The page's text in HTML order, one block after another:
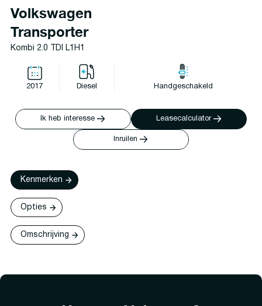
Volkswagen
Transporter
Kombi 2.0 TDI L1H1
2017 Diesel Handgeschakeld
Ik heb interesse Leasecalculator
Inruilen
Kenmerken
Opties
Omschrijving